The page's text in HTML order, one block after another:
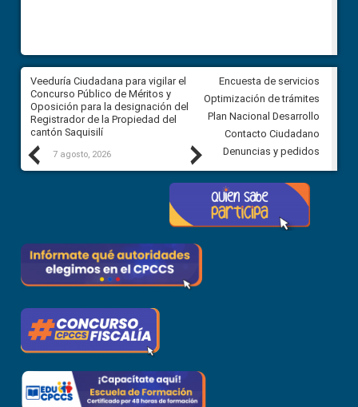
Previous
Veeduría Ciudadana para vigilar el
Concurso Público de Méritos y
Oposición para la designación del
Registrador de la Propiedad del
cantón Saquisilí
7 agosto, 2026
Veeduría Ciudadana para
construcción del asfaltado de
Ballenita del cantón Santa
7 agosto, 2026
Next
Encuesta de servicios
Optimización de trámites
Plan Nacional Desarrollo
Contacto Ciudadano
Denuncias y pedidos